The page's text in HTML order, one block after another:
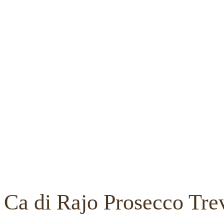
Ca di Rajo Prosecco